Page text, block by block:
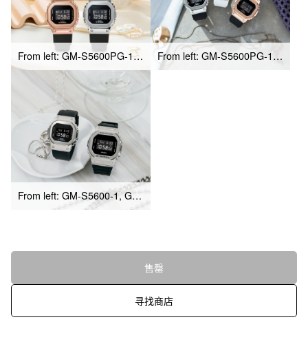
From left: GM-S5600PG-1, GM-S5600-1 From left: GM-S5600PG-1, GM-S5600G-7, GM-S5600-1
From left: GM-S5600-1, GM-56000-1
售罄
寻找商店